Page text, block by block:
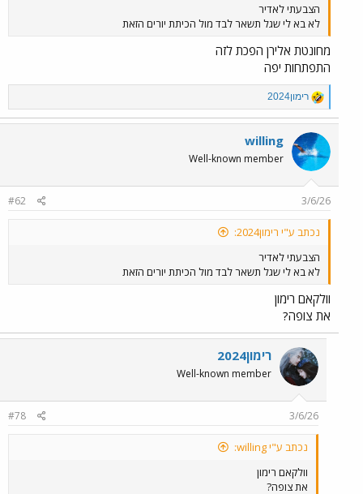
הצבעתי לאדיר
לא בא לי שגל תשאר לבד מול הכיתת יורים הזאת
מחונטת אלירן הפכת לזה
התפתחות יפה
R
e
a
c
t
i
o
s
רימון2024
willing
Well-known member
3/6/26
#62
נכתב ע"י רימון2024:
הצבעתי לאדיר
לא בא לי שגל תשאר לבד מול הכיתת יורים הזאת
וולקאם רימון
את צופה?
רימון2024
Well-known member
3/6/26
#78
נכתב ע"י willing:
וולקאם רימון
את צופה?